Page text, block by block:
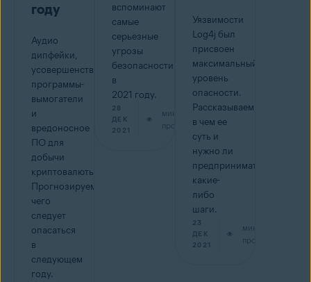
году
Аудио
дипфейки,
усовершенствованные
программы-
вымогатели
и
вредоносное
ПО для
добычи
криптовалюты.
Прогнозируем,
чего
следует
опасаться
в
следующем
году.
вспоминают
самые
серьезные
угрозы
безопасности
в
2021 году.
28
ДЕК
2021
мин на
прочтение
Уязвимости
Log4j был
присвоен
максимальный
уровень
опасности.
Рассказываем,
в чем ее
суть и
нужно ли
предпринимать
какие-
либо
шаги.
23
ДЕК
2021
мин на
прочтение